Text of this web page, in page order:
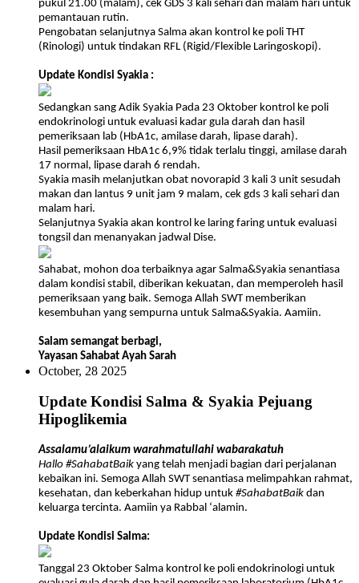
pukul 21.00 (malam), cek GDS 3 kali sehari dan malam hari untuk
pemantauan rutin.
Pengobatan selanjutnya Salma akan kontrol ke poli THT
(Rinologi) untuk tindakan RFL (Rigid/Flexible Laringoskopi).
Update Kondisi Syakia :
Sedangkan sang Adik Syakia Pada 23 Oktober kontrol ke poli
endokrinologi untuk evaluasi kadar gula darah dan hasil
pemeriksaan lab (HbA1c, amilase darah, lipase darah).
Hasil pemeriksaan HbA1c 6,9% tidak terlalu tinggi, amilase darah
17 normal, lipase darah 6 rendah.
Syakia masih melanjutkan obat novorapid 3 kali 3 unit sesudah
makan dan lantus 9 unit jam 9 malam, cek gds 3 kali sehari dan
malam hari.
Selanjutnya Syakia akan kontrol ke laring faring untuk evaluasi
tongsil dan menanyakan jadwal Dise.
Sahabat, mohon doa terbaiknya agar Salma&Syakia senantiasa
dalam kondisi stabil, diberikan kekuatan, dan memperoleh hasil
pemeriksaan yang baik. Semoga Allah SWT memberikan
kesembuhan yang sempurna untuk Salma&Syakia. Aamiin.
Salam semangat berbagi,
Yayasan Sahabat Ayah Sarah
October, 28 2025
Update Kondisi Salma & Syakia Pejuang
Hipoglikemia
Assalamu’alaikum warahmatullahi wabarakatuh
Hallo #SahabatBaik yang telah menjadi bagian dari perjalanan
kebaikan ini. Semoga Allah SWT senantiasa melimpahkan rahmat,
kesehatan, dan keberkahan hidup untuk #SahabatBaik dan
keluarga tercinta. Aamiin ya Rabbal ‘alamin.
Update Kondisi Salma:
Tanggal 23 Oktober Salma kontrol ke poli endokrinologi untuk